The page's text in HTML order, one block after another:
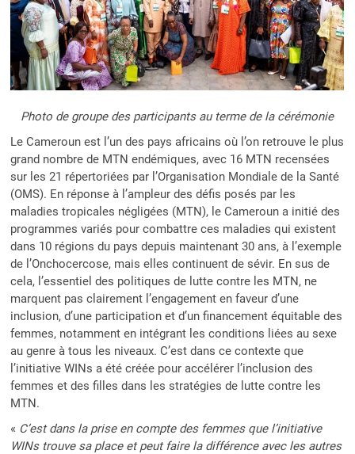
Photo de groupe des participants au terme de la cérémonie
Le Cameroun est l’un des pays africains où l’on retrouve le plus
grand nombre de MTN endémiques, avec 16 MTN recensées
sur les 21 répertoriées par l’Organisation Mondiale de la Santé
(OMS). En réponse à l’ampleur des défis posés par les
maladies tropicales négligées (MTN), le Cameroun a initié des
programmes variés pour combattre ces maladies qui existent
dans 10 régions du pays depuis maintenant 30 ans, à l’exemple
de l’Onchocercose, mais elles continuent de sévir. En sus de
cela, l’essentiel des politiques de lutte contre les MTN, ne
marquent pas clairement l’engagement en faveur d’une
inclusion, d’une participation et d’un financement équitable des
femmes, notamment en intégrant les conditions liées au sexe
au genre à tous les niveaux. C’est dans ce contexte que
l’initiative WINs a été créée pour accélérer l’inclusion des
femmes et des filles dans les stratégies de lutte contre les
MTN.
« C’est dans la prise en compte des femmes que l’initiative
WINs trouve sa place et peut faire la différence avec les autres